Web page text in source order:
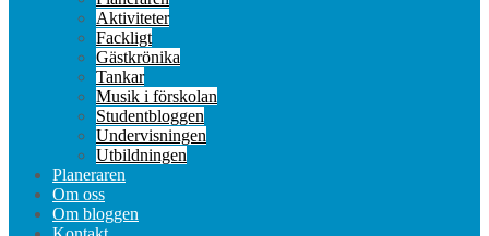
Aktiviteter
Fackligt
Gästkrönika
Tankar
Musik i förskolan
Studentbloggen
Undervisningen
Utbildningen
Planeraren
Om oss
Om bloggen